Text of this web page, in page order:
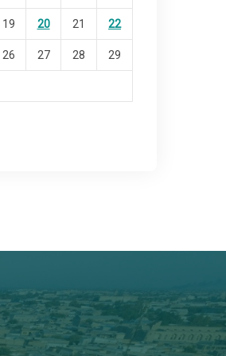
19 20 21 22
26 27 28 29